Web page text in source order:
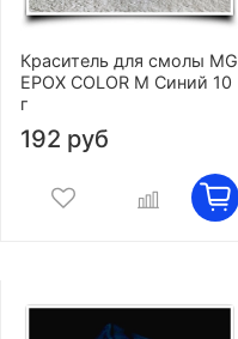
Краситель для смолы MG
EPOX COLOR M Синий 10
г
192 руб